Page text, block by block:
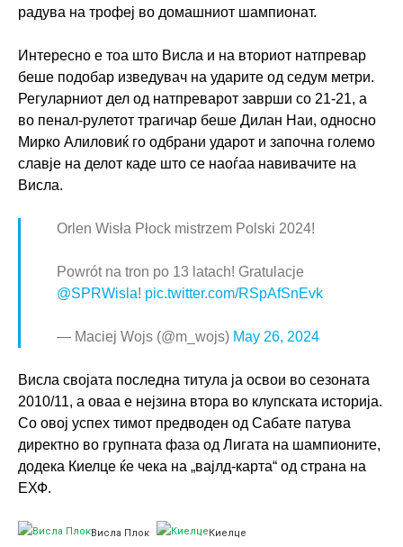
радува на трофеј во домашниот шампионат.
Интересно е тоа што Висла и на вториот натпревар
беше подобар изведувач на ударите од седум метри.
Регуларниот дел од натпреварот заврши со 21-21, а
во пенал-рулетот трагичар беше Дилан Наи, односно
Мирко Алиловиќ го одбрани ударот и започна големо
славје на делот каде што се наоѓаа навивачите на
Висла.
Orlen Wisła Płock mistrzem Polski 2024!
Powrót na tron po 13 latach! Gratulacje
@SPRWisla! pic.twitter.com/RSpAfSnEvk
— Maciej Wojs (@m_wojs) May 26, 2024
Висла својата последна титула ја освои во сезоната
2010/11, а оваа е нејзина втора во клупската историја.
Со овој успех тимот предводен од Сабате патува
директно во групната фаза од Лигата на шампионите,
додека Киелце ќе чека на „вајлд-карта“ од страна на
ЕХФ.
Висла Плок Киелце